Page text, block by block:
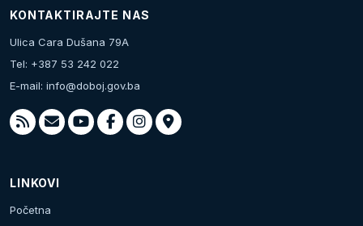
KONTAKTIRAJTE NAS
Ulica Cara Dušana 79A
Tel: +387 53 242 022
E-mail: info@doboj.gov.ba
LINKOVI
Početna